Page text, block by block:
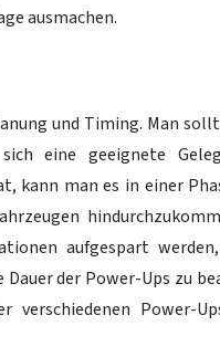
ausmachen.
und Timing. Man
eine geeignete
kann man es in einer
aufgespart
der Power-Ups zu
verschiedenen Power-